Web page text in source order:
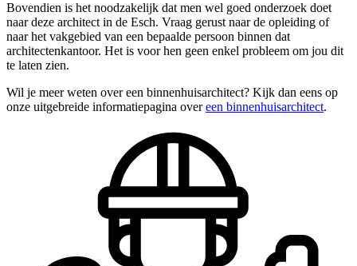
Bovendien is het noodzakelijk dat men wel goed onderzoek doet
naar deze architect in de Esch. Vraag gerust naar de opleiding of
naar het vakgebied van een bepaalde persoon binnen dat
architectenkantoor. Het is voor hen geen enkel probleem om jou dit
te laten zien.
Wil je meer weten over een binnenhuisarchitect? Kijk dan eens op
onze uitgebreide informatiepagina overeen binnenhuisarchitect.